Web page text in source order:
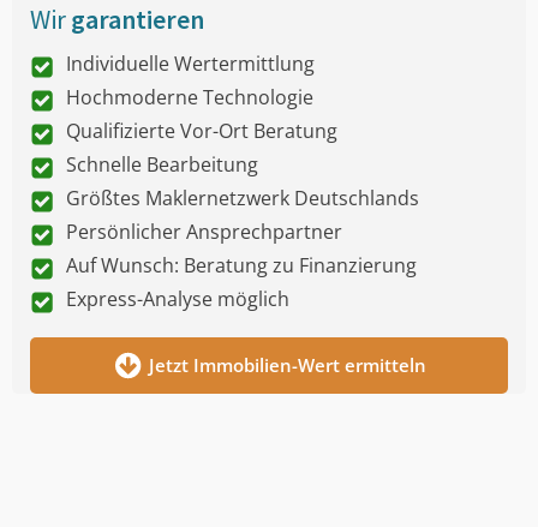
Wirgarantieren
Individuelle Wertermittlung
Hochmoderne Technologie
Qualifizierte Vor-Ort Beratung
Schnelle Bearbeitung
Größtes Maklernetzwerk Deutschlands
Persönlicher Ansprechpartner
Auf Wunsch: Beratung zu Finanzierung
Express-Analyse möglich
Jetzt Immobilien-Wert ermitteln